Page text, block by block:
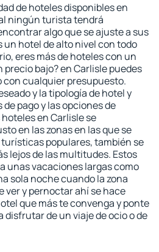
de hoteles disponibles en
ningún turista tendrá
algo que se ajuste a sus
un hotel de alto nivel con todo
eres más de hoteles con un
bajo? en Carlisle puedes
cualquier presupuesto.
y la tipología de hotel y
pago y las opciones de
en Carlisle se
en las zonas en las que se
populares, también se
lejos de las multitudes. Estos
unas vacaciones largas como
sola noche cuando la zona
ver y pernoctar ahí se hace
que más te convenga y ponte
disfrutar de un viaje de ocio o de